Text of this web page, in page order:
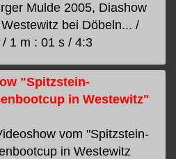
Mulde 2005, Diashow
bei Döbeln... /
/ 1 m : 01 s / 4:3
"Spitzstein-
in Westewitz"
vom "Spitzstein-
in Westewitz